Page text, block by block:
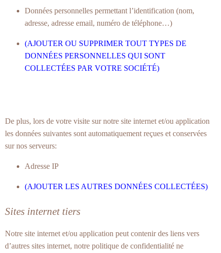
Données personnelles permettant l’identification (nom,
adresse, adresse email, numéro de téléphone…)
(AJOUTER OU SUPPRIMER TOUT TYPES DE
DONNÉES PERSONNELLES QUI SONT
COLLECTÉES PAR VOTRE SOCIÉTÉ)
De plus, lors de votre visite sur notre site internet et/ou application
les données suivantes sont automatiquement reçues et conservées
sur nos serveurs:
Adresse IP
(AJOUTER LES AUTRES DONNÉES COLLECTÉES)
Sites internet tiers
Notre site internet et/ou application peut contenir des liens vers
d’autres sites internet, notre politique de confidentialité ne